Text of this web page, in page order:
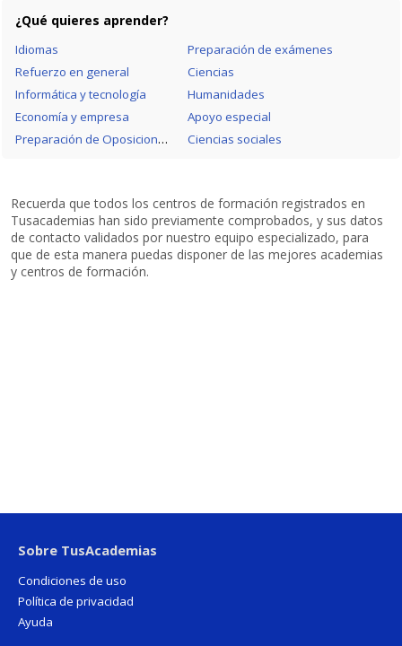
¿Qué quieres aprender?
Idiomas
Preparación de exámenes
Refuerzo en general
Ciencias
Informática y tecnología
Humanidades
Economía y empresa
Apoyo especial
Preparación de Oposiciones Ciencias sociales
Recuerda que todos los centros de formación registrados en
Tusacademias han sido previamente comprobados, y sus datos
de contacto validados por nuestro equipo especializado, para
que de esta manera puedas disponer de las mejores academias
y centros de formación.
Sobre TusAcademias
Condiciones de uso
Política de privacidad
Ayuda